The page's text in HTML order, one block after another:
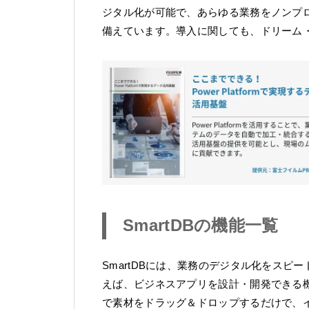
ジタル化が可能で、あらゆる業務をノン
備えています。導入に関しても、ドリー
SmartDBの機能一覧
SmartDBには、業務のデジタル化をスピ
えば、ビジネスアプリを設計・開発でき
で素材をドラッグ＆ドロップするだけで